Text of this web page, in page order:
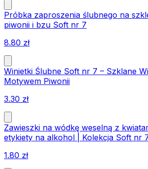
Próbka zaproszenia ślubnego na
piwonii i bzu Soft nr 7
8.80 zł
Winietki Ślubne Soft nr 7 – Szklane
Motywem Piwonii
3.30 zł
Zawieszki na wódkę weselną z
etykiety na alkohol | Kolekcja Soft nr
1.80 zł